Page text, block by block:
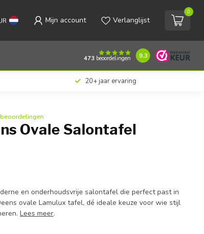
Mijn account Verlanglijst
0
473 beoordelingen 9.3
20+ jaar ervaring
Ovale Salontafel
en onderhoudsvrije salontafel die perfect past in
ovale Lamulux tafel, dé ideale keuze voor wie stijl
Lees meer.